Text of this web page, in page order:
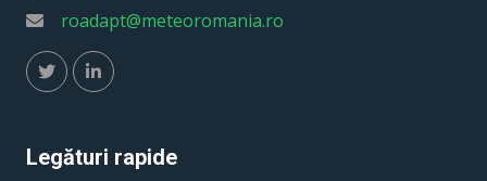
roadapt@meteoromania.ro
Legături rapide